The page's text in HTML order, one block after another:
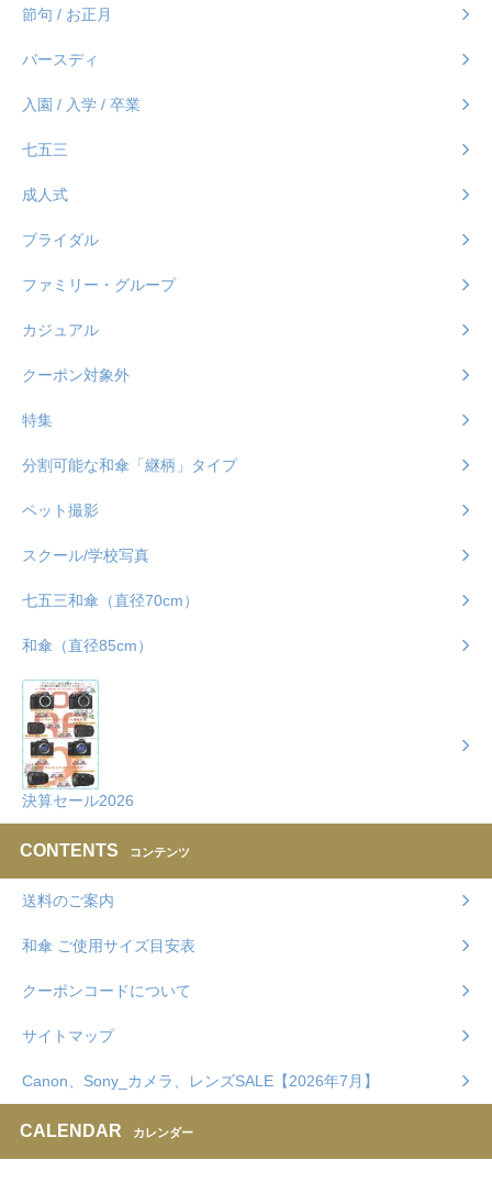
節句 / お正月
バースディ
入園 / 入学 / 卒業
七五三
成人式
ブライダル
ファミリー・グループ
カジュアル
クーポン対象外
特集
分割可能な和傘「継柄」タイプ
ペット撮影
スクール/学校写真
七五三和傘（直径70cm）
和傘（直径85cm）
決算セール2026
CONTENTS コンテンツ
送料のご案内
和傘 ご使用サイズ目安表
クーポンコードについて
サイトマップ
Canon、Sony_カメラ、レンズSALE【2026年7月】
CALENDAR カレンダー